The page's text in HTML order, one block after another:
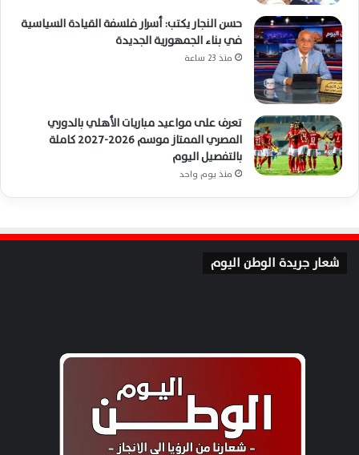
حسن النجار يكتب: أسرار فلسفة القيادة السياسية
في بناء الجمهورية الجديدة
منذ 23 ساعة
تعرف على مواعيد مباريات الأهلي بالدوري
المصري الممتاز موسم 2026-2027 كاملة
بالتفصيل اليوم
منذ يوم واحد
شعار جريدة الوطن اليوم